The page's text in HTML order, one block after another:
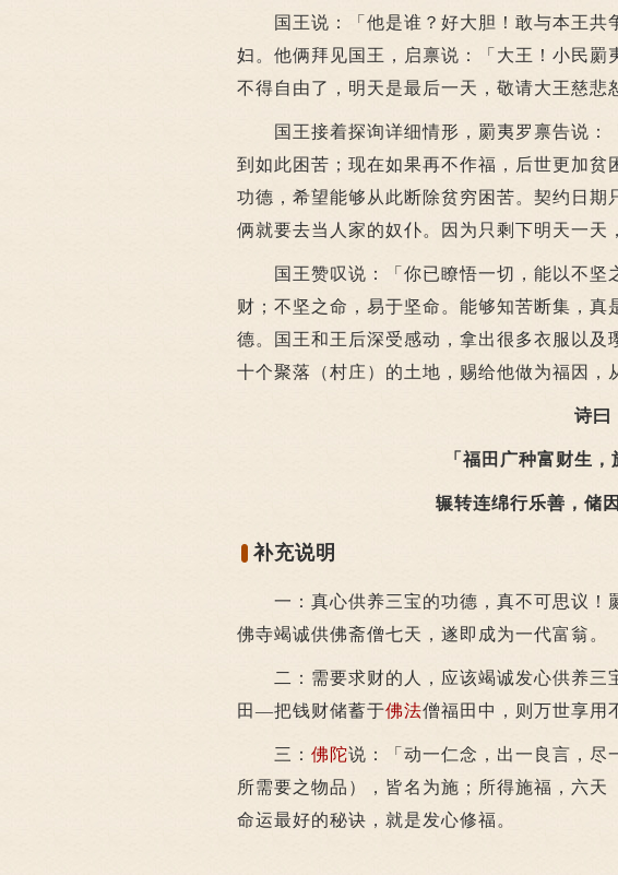
国王说：「他是谁？好大胆！敢与本王共
妇。他俩拜见国王，启禀说：「大王！小民
不得自由了，明天是最后一天，敬请大王慈悲
国王接着探询详细情形，罽夷罗禀告说：
到如此困苦；现在如果再不作福，后世更加贫
功德，希望能够从此断除贫穷困苦。契约日
俩就要去当人家的奴仆。因为只剩下明天一天
国王赞叹说：「你已瞭悟一切，能以不坚
财；不坚之命，易于坚命。能够知苦断集，真
德。国王和王后深受感动，拿出很多衣服以及
十个聚落（村庄）的土地，赐给他做为福因，
诗曰
「福田广种富财生，
辗转连绵行乐善，储因
补充说明
一：真心供养三宝的功德，真不可思议！
佛寺竭诚供佛斋僧七天，遂即成为一代富翁。
二：需要求财的人，应该竭诚发心供养三
田―把钱财储蓄于佛法僧福田中，则万世享用
三： 佛陀说：「动一仁念，出一良言，尽
所需要之物品），皆名为施；所得施福，六
命运最好的秘诀，就是发心修福。